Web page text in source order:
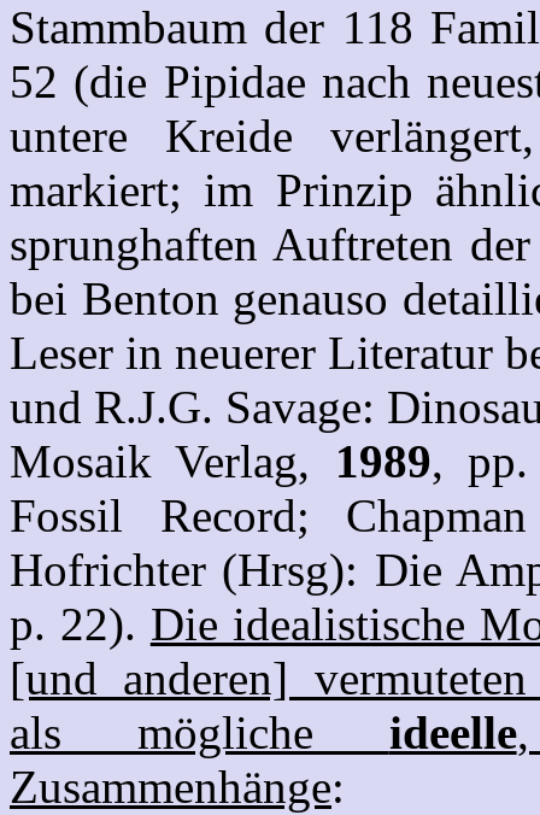
Stammbaum der 118
52 (die Pipidae nach
untere Kreide
markiert; im Prinzip
sprunghaften Auftreten
bei Benton genauso
Leser in neuerer Literatur
und R.J.G. Savage:
Mosaik Verlag, 1989,
Fossil Record;
Hofrichter (Hrsg): Die
p. 22). Die idealistische
[und anderen]
als mögliche ideelle
Zusammenhänge: